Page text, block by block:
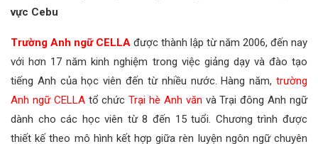
vực Cebu
Trường Anh ngữ CELLA được thành lập từ năm 2006, đến nay
với hơn 17 năm kinh nghiệm trong việc giảng dạy và đào tạo
tiếng Anh của học viên đến từ nhiều nước. Hàng năm, trường
Anh ngữ CELLAtổ chứcTrại hè Anh văn và Trại đông Anh ngữ
dành cho các học viên từ 8 đến 15 tuổi. Chương trình được
thiết kế theo mô hình kết hợp giữa rèn luyện ngôn ngữ chuyên